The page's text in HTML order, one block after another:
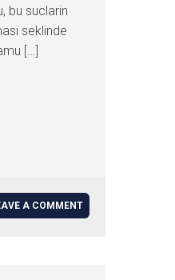
bu suclarin
seklinde
[…]
A COMMENT